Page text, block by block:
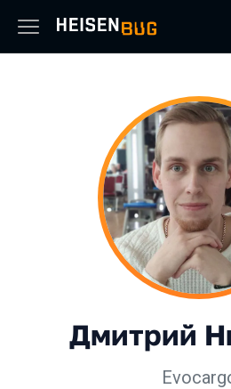
Дмитрий